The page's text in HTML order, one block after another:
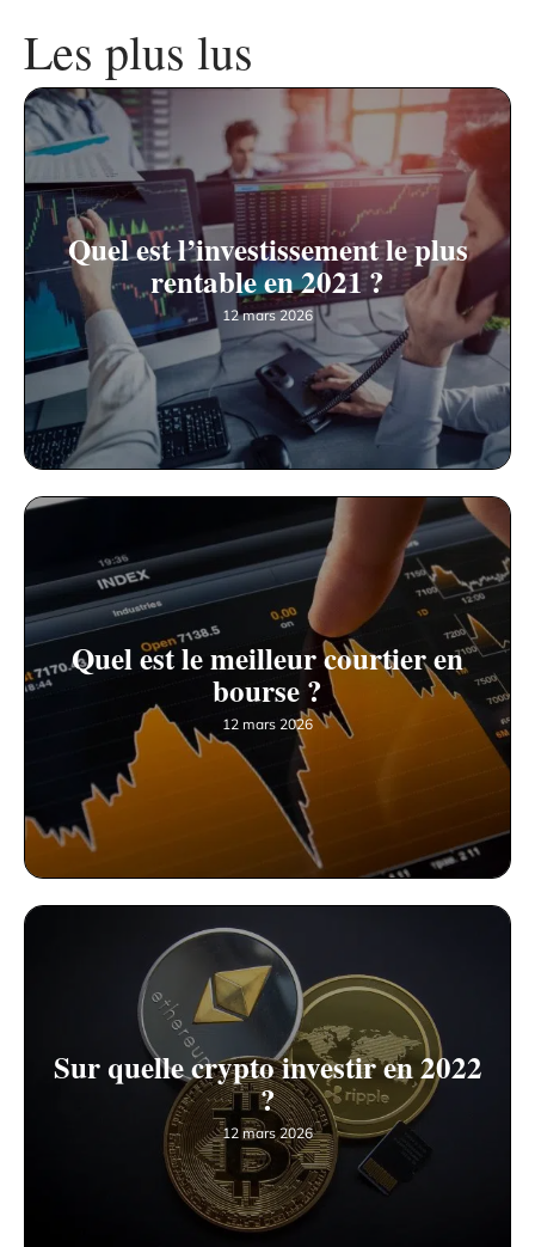
Les plus lus
Quel est l’investissement le plus
rentable en 2021 ?
12 mars 2026
Quel est le meilleur courtier en
bourse ?
12 mars 2026
Sur quelle crypto investir en 2022
?
12 mars 2026